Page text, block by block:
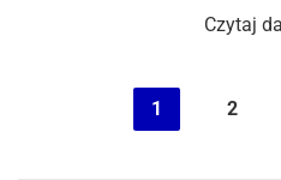
Czytaj
1 2